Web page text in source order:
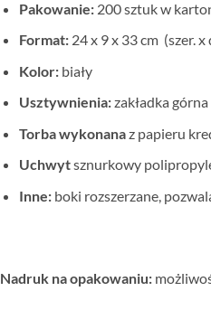
Pakowanie:200 sztuk w
Format: 24 x 9 x 33 cm (szer. x
Kolor:biały
Usztywnienia:zakładka
Torba wykonanaz papieru
Uchwytsznurkowy
Inne:boki rozszerzane,
Nadruk na opakowaniu: